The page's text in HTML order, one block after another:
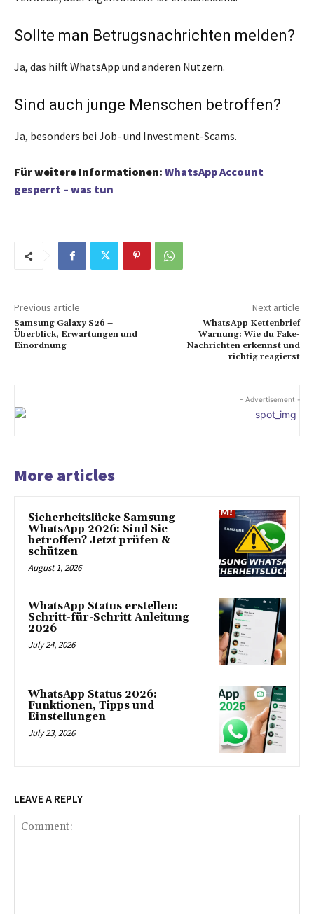
Sollte man Betrugsnachrichten melden?
Ja, das hilft WhatsApp und anderen Nutzern.
Sind auch junge Menschen betroffen?
Ja, besonders bei Job- und Investment-Scams.
Für weitere Informationen: WhatsApp Account
gesperrt – was tun
Previous article
Samsung Galaxy S26 –
Überblick, Erwartungen und
Einordnung
Next article
WhatsApp Kettenbrief
Warnung: Wie du Fake-
Nachrichten erkennst und
richtig reagierst
- Advertisement -
More articles
Sicherheitslücke Samsung
WhatsApp 2026: Sind Sie
betroffen? Jetzt prüfen &
schützen
August 1, 2026
WhatsApp Status erstellen:
Schritt-für-Schritt Anleitung
2026
July 24, 2026
WhatsApp Status 2026:
Funktionen, Tipps und
Einstellungen
July 23, 2026
LEAVE A REPLY